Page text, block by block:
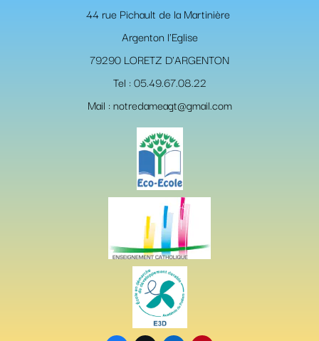
44 rue Pichault de la Martinière
Argenton l'Eglise
79290 LORETZ D'ARGENTON
Tel : 05.49.67.08.22
Mail : notredameagt@gmail.com